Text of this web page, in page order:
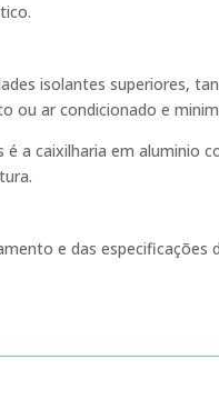
isolantes superiores,
ou ar condicionado e
é a caixilharia em
e das especificações